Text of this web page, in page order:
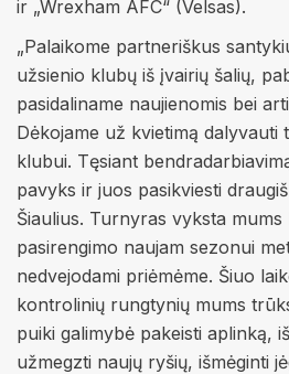
ir „Wrexham AFC“ (Velsas).
„Palaikome partneriškus
užsienio klubų iš įvairių šalių,
pasidaliname naujienomis bei
Dėkojame už kvietimą dalyvauti
klubui. Tęsiant
pavyks ir juos pasikviesti
Šiaulius. Turnyras vyksta mums
pasirengimo naujam sezonui
nedvejodami priėmėme. Šiuo
kontrolinių rungtynių mums
puiki galimybė pakeisti aplinką,
užmegzti naujų ryšių, išmėginti